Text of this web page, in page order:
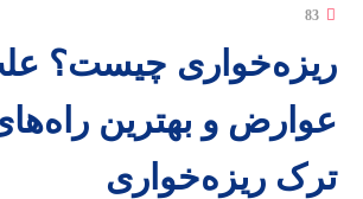
83
ریزه‌خواری چیست؟
عوارض و بهترین
ترک ریزه‌خواری